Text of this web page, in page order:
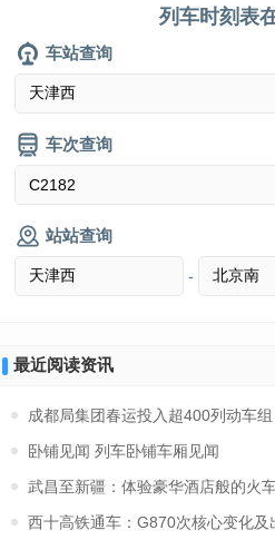
列车时刻表
车站查询
车次查询
站站查询
-
最近阅读资讯
成都局集团春运投入超400列动车
卧铺见闻 列车卧铺车厢见闻
武昌至新疆：体验豪华酒店般的火
西十高铁通车：G870次核心变化及